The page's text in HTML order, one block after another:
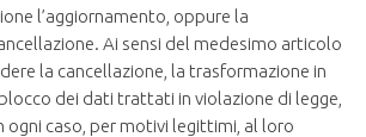
l’aggiornamento, oppure la
Ai sensi del medesimo articolo
la cancellazione, la trasformazione in
dei dati trattati in violazione di legge,
ogni caso, per motivi legittimi, al loro